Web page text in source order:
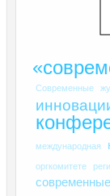
Современные
международная
оргкомитете
современные